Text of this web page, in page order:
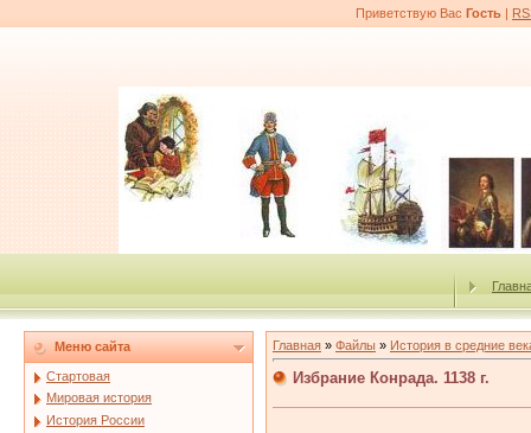
Приветствую Вас Гость |
Меню сайта
Стартовая
Мировая история
История России
Главная » Файлы » История в средние
Избрание Конрада. 1138 г.